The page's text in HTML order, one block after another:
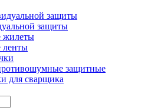
защиты
жилеты
ленты
защитные
для сварщика